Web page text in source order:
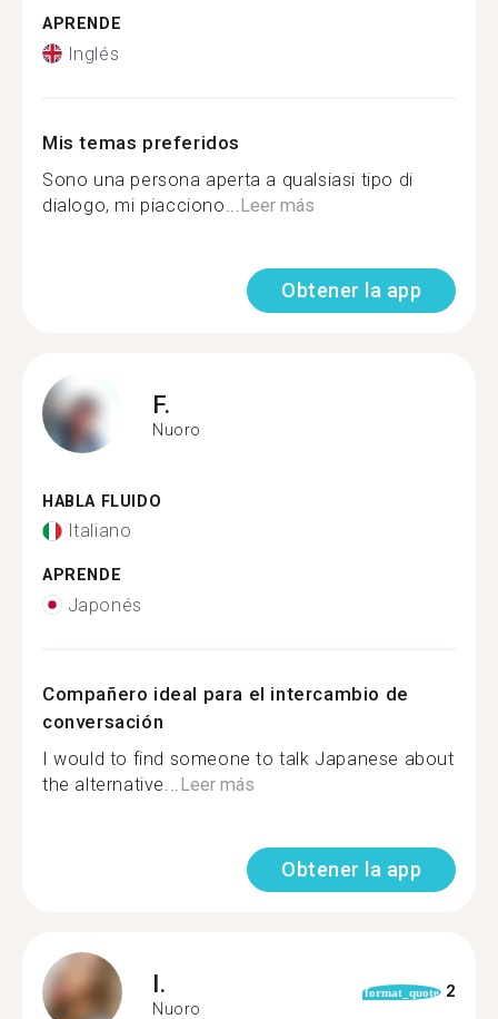
APRENDE
Inglés
Mis temas preferidos
Sono una persona aperta a qualsiasi tipo di
dialogo, mi piacciono... Leer más
Obtener la app
F.
Nuoro
HABLA FLUIDO
Italiano
APRENDE
Japonés
Compañero ideal para el intercambio de
conversación
I would to find someone to talk Japanese about
the alternative... Leer más
Obtener la app
I.
Nuoro
format_quote 2